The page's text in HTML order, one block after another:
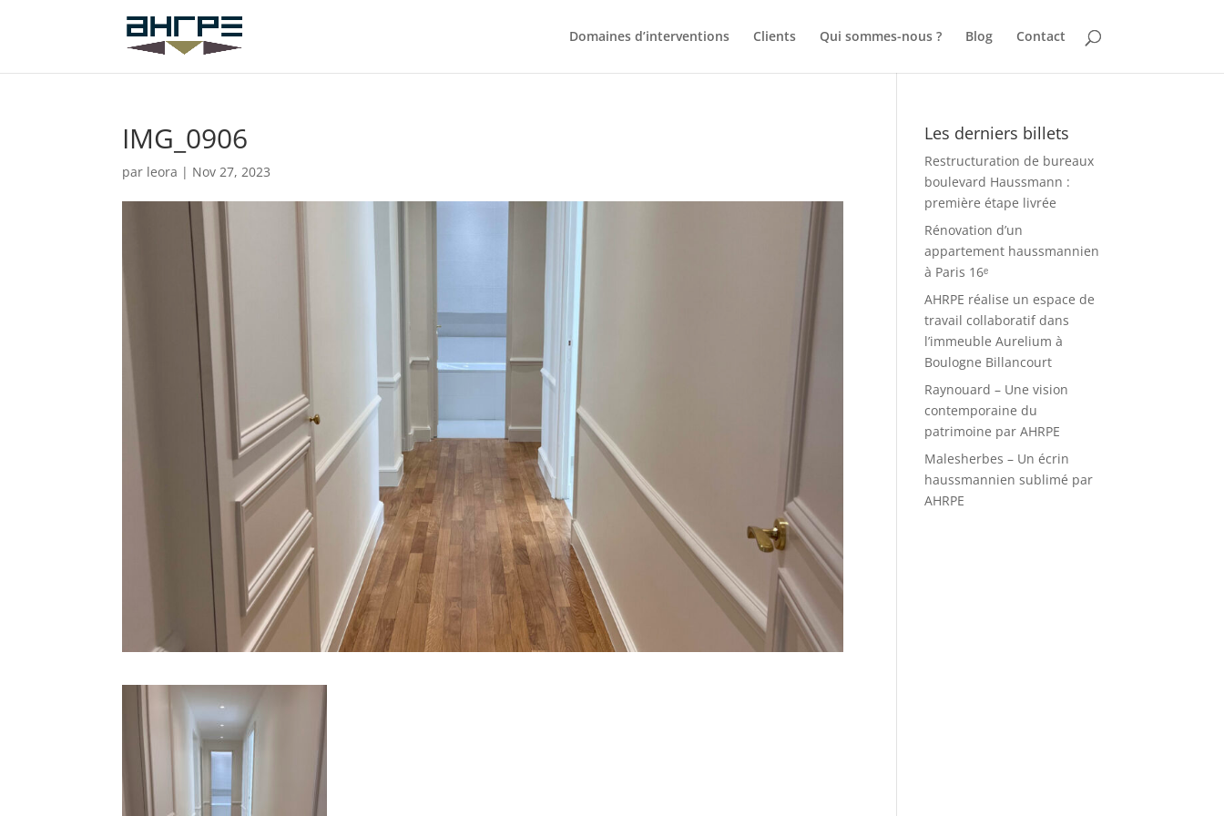
Domaines d’interventions Clients Qui sommes-nous ? Blog Contact
IMG_0906
par leora | Nov 27, 2023
Les derniers billets
Restructuration de bureaux
boulevard Haussmann :
première étape livrée
Rénovation d’un
appartement haussmannien
à Paris 16ᵉ
AHRPE réalise un espace de
travail collaboratif dans
l’immeuble Aurelium à
Boulogne Billancourt
Raynouard – Une vision
contemporaine du
patrimoine par AHRPE
Malesherbes – Un écrin
haussmannien sublimé par
AHRPE